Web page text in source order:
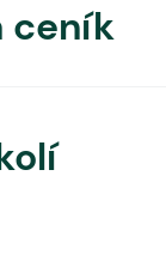
ceník